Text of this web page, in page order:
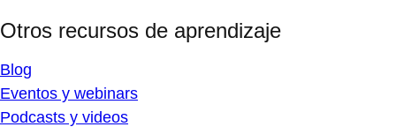
Otros recursos de aprendizaje
Blog
Eventos y webinars
Podcasts y videos